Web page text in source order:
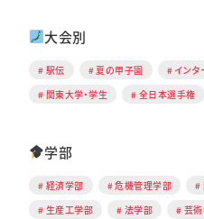
大会別
駅伝 夏の甲子園 インタ
関東大学・学生
全日本選手権
学部
経済学部 危機管理学部
生産工学部
法学部 芸